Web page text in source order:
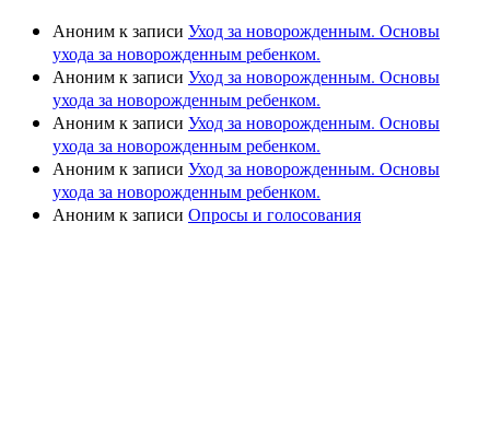
Анонимк записи Уход за новорожденным. Основы
ухода за новорожденным ребенком.
Анонимк записи Уход за новорожденным. Основы
ухода за новорожденным ребенком.
Анонимк записи Уход за новорожденным. Основы
ухода за новорожденным ребенком.
Анонимк записи Уход за новорожденным. Основы
ухода за новорожденным ребенком.
Анонимк записи Опросы и голосования